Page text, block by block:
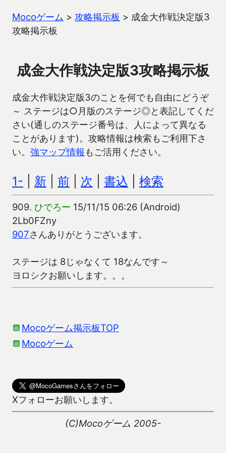
Mocoゲーム > 攻略掲示板 > 成金大作戦決定版3
攻略掲示板
成金大作戦決定版3攻略掲示板
成金大作戦決定版3のことを何でも自由にどうぞ
～ ステージは○月版のステージ◎と表記してくだ
さい(通しのステージ番号は、人によって異なる
ことがあります)。攻略情報は検索もご利用下さ
い。 強マップ情報 もご活用ください。
1- 新 前 次 書込 検索
909. ひでろー 15/11/15 06:26 (Android)
2Lb0FZny
907さんありがとうございます。
ステージは 8じゃなくて 18なんです～
ヨロシクお願いします。。。
Mocoゲーム掲示板TOP
Mocoゲーム
Xフォローお願いします。
(C)Mocoゲーム 2005-